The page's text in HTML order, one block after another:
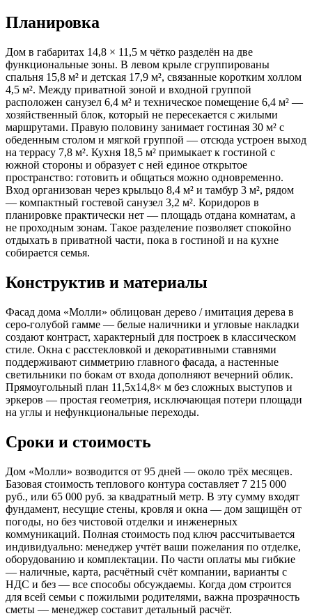
Планировка
Дом в габаритах 14,8 × 11,5 м чётко разделён на две
функциональные зоны. В левом крыле сгруппированы
спальня 15,8 м² и детская 17,9 м², связанные коротким холлом
4,5 м². Между приватной зоной и входной группой
расположен санузел 6,4 м² и техническое помещение 6,4 м² —
хозяйственный блок, который не пересекается с жилыми
маршрутами. Правую половину занимает гостиная 30 м² с
обеденным столом и мягкой группой — отсюда устроен выход
на террасу 7,8 м². Кухня 18,5 м² примыкает к гостиной с
южной стороны и образует с ней единое открытое
пространство: готовить и общаться можно одновременно.
Вход организован через крыльцо 8,4 м² и тамбур 3 м², рядом
— компактный гостевой санузел 3,2 м². Коридоров в
планировке практически нет — площадь отдана комнатам, а
не проходным зонам. Такое разделение позволяет спокойно
отдыхать в приватной части, пока в гостиной и на кухне
собирается семья.
Конструктив и материалы
Фасад дома «Молли» облицован дерево / имитация дерева в
серо-голубой гамме — белые наличники и угловые накладки
создают контраст, характерный для построек в классическом
стиле. Окна с расстекловкой и декоративными ставнями
поддерживают симметрию главного фасада, а настенные
светильники по бокам от входа дополняют вечерний облик.
Прямоугольный план 11,5x14,8× м без сложных выступов и
эркеров — простая геометрия, исключающая потери площади
на углы и нефункциональные переходы.
Сроки и стоимость
Дом «Молли» возводится от 95 дней — около трёх месяцев.
Базовая стоимость теплового контура составляет 7 215 000
руб., или 65 000 руб. за квадратный метр. В эту сумму входят
фундамент, несущие стены, кровля и окна — дом защищён от
погоды, но без чистовой отделки и инженерных
коммуникаций. Полная стоимость под ключ рассчитывается
индивидуально: менеджер учтёт ваши пожелания по отделке,
оборудованию и комплектации. По части оплаты мы гибкие
— наличные, карта, расчётный счёт компании, варианты с
НДС и без — все способы обсуждаемы. Когда дом строится
для всей семьи с пожилыми родителями, важна прозрачность
сметы — менеджер составит детальный расчёт.